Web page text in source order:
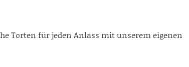
Torten für jeden Anlass mit unserem eigenen